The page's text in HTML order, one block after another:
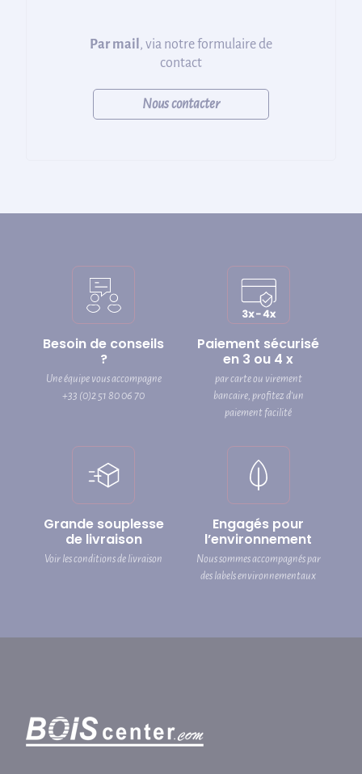
Par mail , via notre formulaire de
contact
Nous contacter
Besoin de conseils
?
Une équipe vous accompagne
+33 (0)2 51 80 06 70
Paiement sécurisé
en 3 ou 4 x
par carte ou virement
bancaire, profitez d’un
paiement facilité
Grande souplesse
de livraison
Voir les conditions de livraison
Engagés pour
l’environnement
Nous sommes accompagnés par
des labels environnementaux